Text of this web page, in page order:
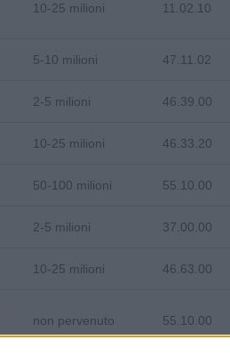
10-25 milioni 11.02.10
5-10 milioni 47.11.02
2-5 milioni 46.39.00
10-25 milioni 46.33.20
50-100 milioni 55.10.00
2-5 milioni 37.00.00
10-25 milioni 46.63.00
non pervenuto 55.10.00